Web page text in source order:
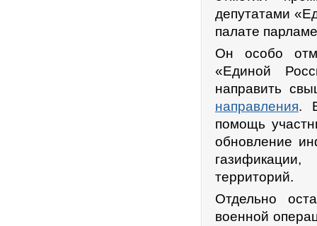
депутатами
палате
Он особо
«Единой
направить
направления.
помощь
обновление
газификации,
территорий.
Отдельно
военной